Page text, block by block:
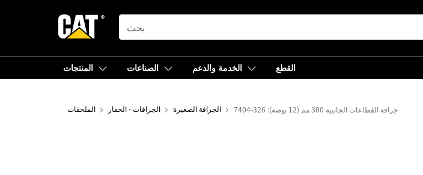
SEARCH
المنتجات الصناعات الخدمة والدعم القطع
الملحقات الجرافات - الحفار الجرافة الصغيرة جرافة القطاعات الجانبية ‏300 مم (12 بوصة): 326-7404